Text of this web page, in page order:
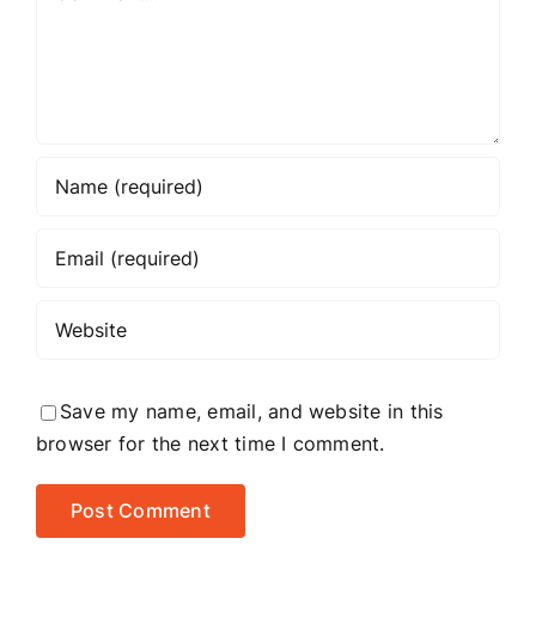
Save my name, email, and website in this
browser for the next time I comment.